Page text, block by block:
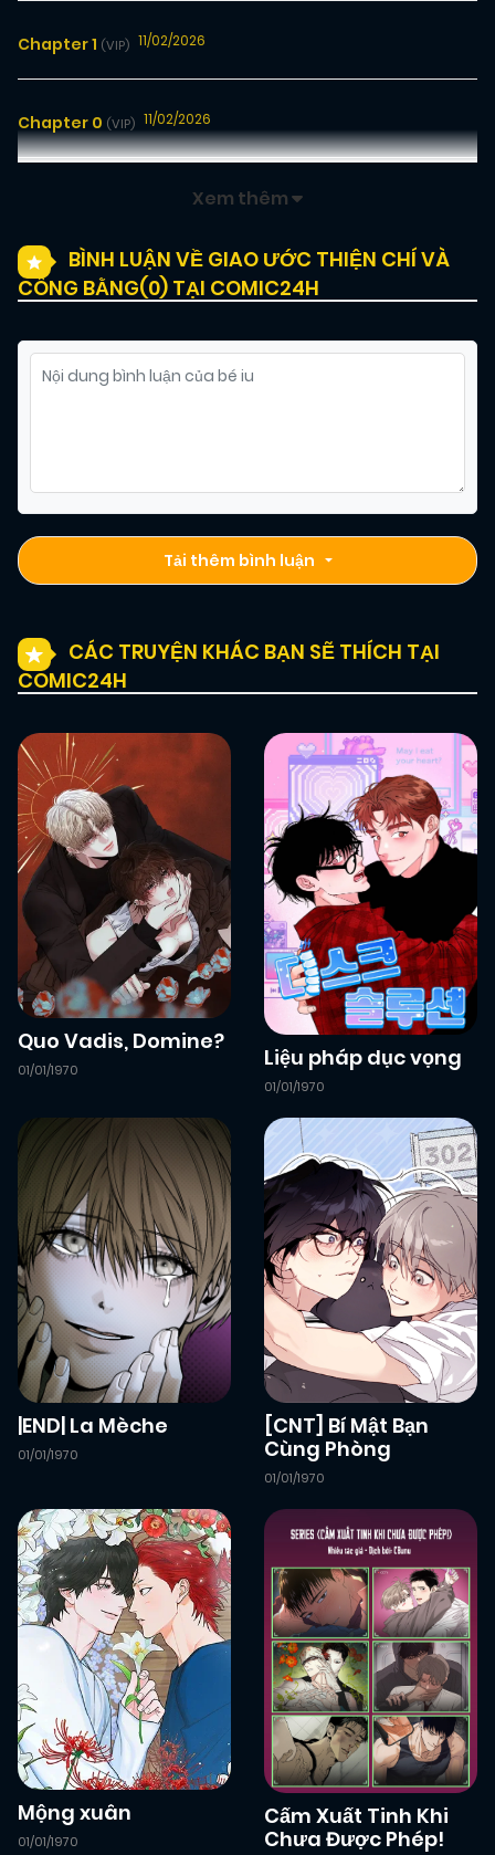
Chapter 1 (VIP) 11/02/2026
Chapter 0 (VIP) 11/02/2026
Xem thêm
BÌNH LUẬN VỀ GIAO ƯỚC THIỆN CHÍ VÀ
CÔNG BẰNG(0) TẠI COMIC24H
Tải thêm bình luận
CÁC TRUYỆN KHÁC BẠN SẼ THÍCH TẠI
COMIC24H
Quo Vadis, Domine?
01/01/1970 Liệu pháp dục vọng
01/01/1970
|END| La Mèche
01/01/1970
[CNT] Bí Mật Bạn
Cùng Phòng
01/01/1970
Mộng xuân
01/01/1970
Cấm Xuất Tinh Khi
Chưa Được Phép!